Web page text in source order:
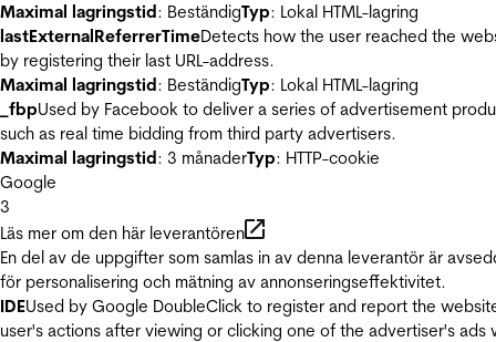
Maximal lagringstid: BeständigTyp: Lokal HTML-lagring
lastExternalReferrerTimeDetects how the user reached the
by registering their last URL-address.
Maximal lagringstid: BeständigTyp: Lokal HTML-lagring
_fbpUsed by Facebook to deliver a series of advertisement
such as real time bidding from third party advertisers.
Maximal lagringstid: 3 månaderTyp: HTTP-cookie
Google
3
Läs mer om den här leverantören
En del av de uppgifter som samlas in av denna leverantör är
för personalisering och mätning av annonseringseffektivitet.
IDEUsed by Google DoubleClick to register and report the
user's actions after viewing or clicking one of the advertiser's ads